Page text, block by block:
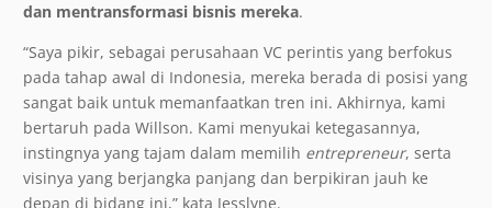
dan mentransformasi bisnis mereka.
“Saya pikir, sebagai perusahaan VC perintis yang berfokus
pada tahap awal di Indonesia, mereka berada di posisi yang
sangat baik untuk memanfaatkan tren ini. Akhirnya, kami
bertaruh pada Willson. Kami menyukai ketegasannya,
instingnya yang tajam dalam memilih entrepreneur, serta
visinya yang berjangka panjang dan berpikiran jauh ke
depan di bidang ini,” kata Jesslyne.